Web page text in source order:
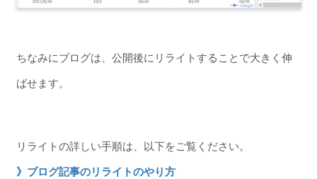
ちなみにブログは、公開後にリライトすることで大きく伸
ばせます。
リライトの詳しい手順は、以下をご覧ください。
》ブログ記事のリライトのやり方